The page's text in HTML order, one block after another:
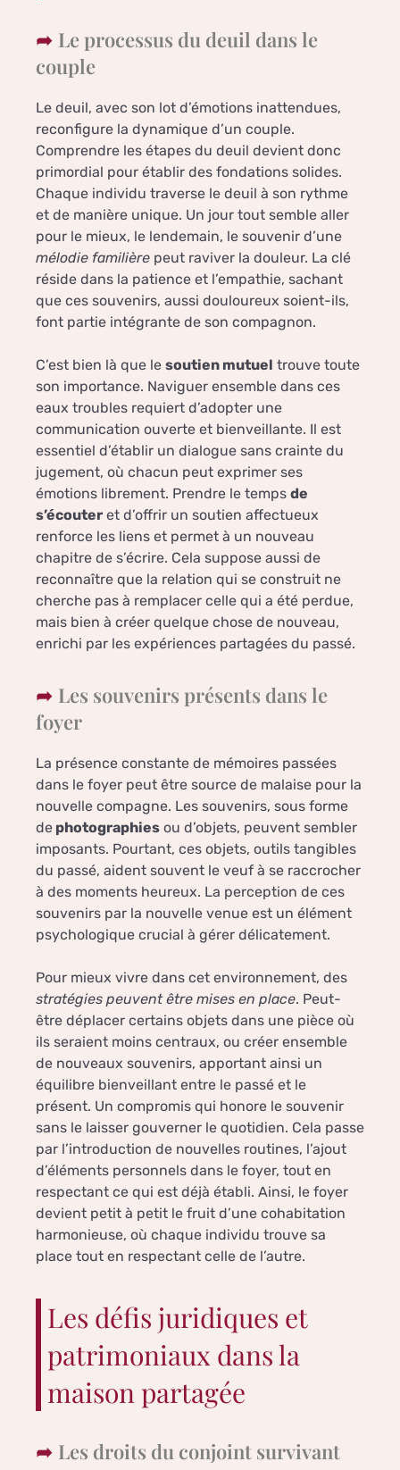
Le processus du deuil dans le
couple
Le deuil, avec son lot d’émotions inattendues,
reconfigure la dynamique d’un couple.
Comprendre les étapes du deuil devient donc
primordial pour établir des fondations solides.
Chaque individu traverse le deuil à son rythme
et de manière unique. Un jour tout semble aller
pour le mieux, le lendemain, le souvenir d’une
mélodie familière peut raviver la douleur. La clé
réside dans la patience et l’empathie, sachant
que ces souvenirs, aussi douloureux soient-ils,
font partie intégrante de son compagnon.
C’est bien là que le soutien mutuel trouve toute
son importance. Naviguer ensemble dans ces
eaux troubles requiert d’adopter une
communication ouverte et bienveillante. Il est
essentiel d’établir un dialogue sans crainte du
jugement, où chacun peut exprimer ses
émotions librement. Prendre le temps de
s’écouter et d’offrir un soutien affectueux
renforce les liens et permet à un nouveau
chapitre de s’écrire. Cela suppose aussi de
reconnaître que la relation qui se construit ne
cherche pas à remplacer celle qui a été perdue,
mais bien à créer quelque chose de nouveau,
enrichi par les expériences partagées du passé.
Les souvenirs présents dans le
foyer
La présence constante de mémoires passées
dans le foyer peut être source de malaise pour la
nouvelle compagne. Les souvenirs, sous forme
de photographies ou d’objets, peuvent sembler
imposants. Pourtant, ces objets, outils tangibles
du passé, aident souvent le veuf à se raccrocher
à des moments heureux. La perception de ces
souvenirs par la nouvelle venue est un élément
psychologique crucial à gérer délicatement.
Pour mieux vivre dans cet environnement, des
stratégies peuvent être mises en place. Peut-
être déplacer certains objets dans une pièce où
ils seraient moins centraux, ou créer ensemble
de nouveaux souvenirs, apportant ainsi un
équilibre bienveillant entre le passé et le
présent. Un compromis qui honore le souvenir
sans le laisser gouverner le quotidien. Cela passe
par l’introduction de nouvelles routines, l’ajout
d’éléments personnels dans le foyer, tout en
respectant ce qui est déjà établi. Ainsi, le foyer
devient petit à petit le fruit d’une cohabitation
harmonieuse, où chaque individu trouve sa
place tout en respectant celle de l’autre.
Les défis juridiques et
patrimoniaux dans la
maison partagée
Les droits du conjoint survivant